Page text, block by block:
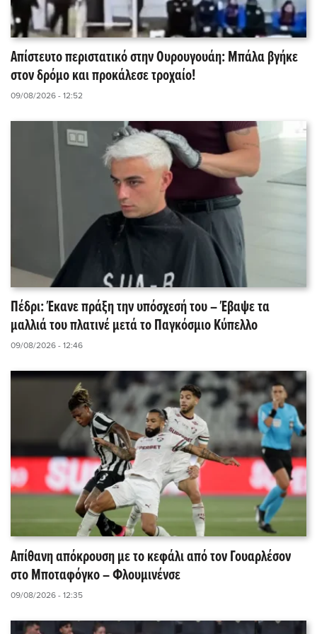
Απίστευτο περιστατικό στην Ουρουγουάη: Μπάλα βγήκε
στον δρόμο και προκάλεσε τροχαίο!
09/08/2026 - 12:52
Πέδρι: Έκανε πράξη την υπόσχεσή του – Έβαψε τα
μαλλιά του πλατινέ μετά το Παγκόσμιο Κύπελλο
09/08/2026 - 12:46
Απίθανη απόκρουση με το κεφάλι από τον Γουαρλέσον
στο Μποταφόγκο – Φλουμινένσε
09/08/2026 - 12:35